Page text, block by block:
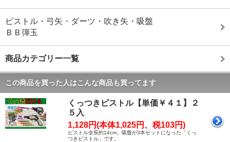
ピストル・弓矢・ダーツ・吹き矢・吸盤
ＢＢ弾玉
商品カテゴリー一覧
この商品を買った人はこんな商品も買ってます
くっつきピストル【単価￥４１】２
５入
1,128円(本体1,025円、税103円)
ピストル全長約14cm。吸盤が3本セットになった「くっ
つきピストル」です。